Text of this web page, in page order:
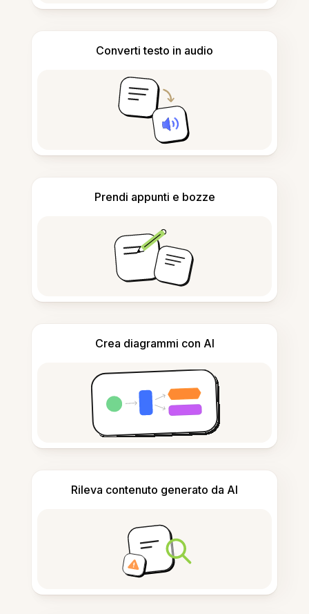
Converti testo in audio
Prendi appunti e bozze
Crea diagrammi con AI
Rileva contenuto generato da AI